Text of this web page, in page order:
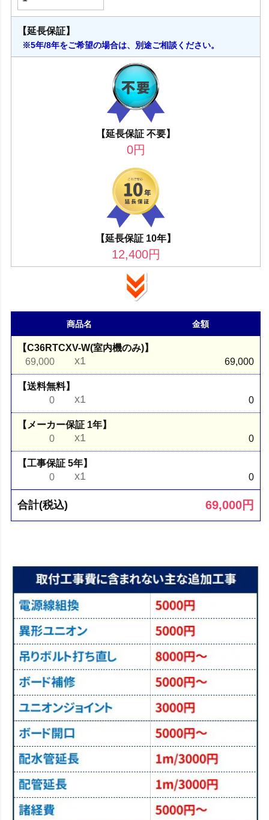
【延長保証】
※5年/8年をご希望の場合は、別途ご相談ください。
【延長保証 不要】
0円
【延長保証 10年】
12,400円
商品名 金額
【C36RTCXV-W(室内機のみ)】
69,000
x1 69,000
【送料無料】
0
x1 0
【メーカー保証 1年】
0
x1 0
【工事保証 5年】
0
x1 0
合計(税込) 69,000円